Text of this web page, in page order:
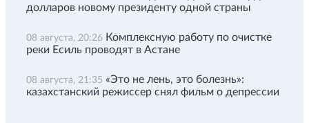
долларов новому президенту одной страны
08 августа, 20:26 Комплексную работу по очистке
реки Есиль проводят в Астане
08 августа, 21:35 «Это не лень, это болезнь»:
казахстанский режиссер снял фильм о депрессии